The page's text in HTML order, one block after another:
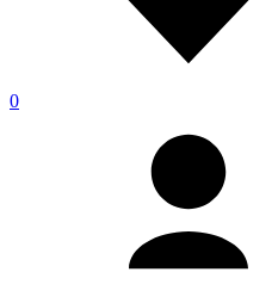
0